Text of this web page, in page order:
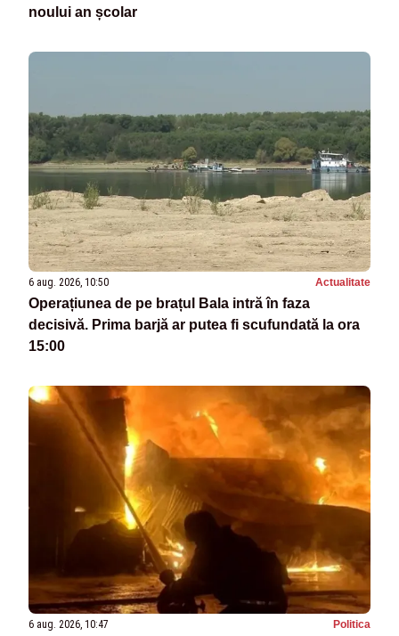
noului an școlar
6 aug. 2026, 10:50 Actualitate
Operațiunea de pe brațul Bala intră în faza
decisivă. Prima barjă ar putea fi scufundată la ora
15:00
6 aug. 2026, 10:47 Politica